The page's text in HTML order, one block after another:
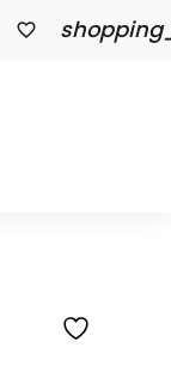
favorite_border